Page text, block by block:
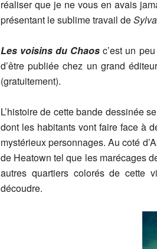
réaliser que je ne vous en avais
présentant le sublime travail de
Les voisins du Chaos c’est un
d’être publiée chez un grand
(gratuitement).
L’histoire de cette bande dessinée
dont les habitants vont faire face à
mystérieux personnages. Au coté
de Heatown tel que les marécages
autres quartiers colorés de cette
découdre.